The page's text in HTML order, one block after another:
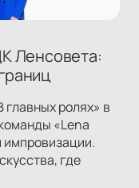
Ленсовета:
главных ролях» в
«Lena
импровизации.
где